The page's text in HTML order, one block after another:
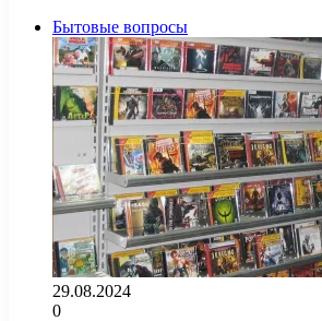
Бытовые вопросы
29.08.2024
0